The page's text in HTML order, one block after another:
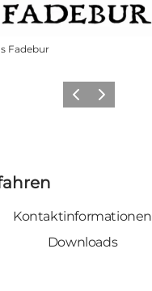
Fadebur
ZurückWeiter
Kontaktinformationen
Downloads